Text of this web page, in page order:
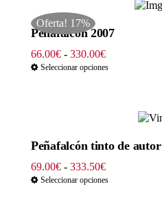
Oferta! 17%
Peñafalcón 2007
66.00€ - 330.00€Rango
de
Seleccionar opciones
Peñafalcón tinto de autor
69.00€ - 333.50€Rango
de
Seleccionar opciones